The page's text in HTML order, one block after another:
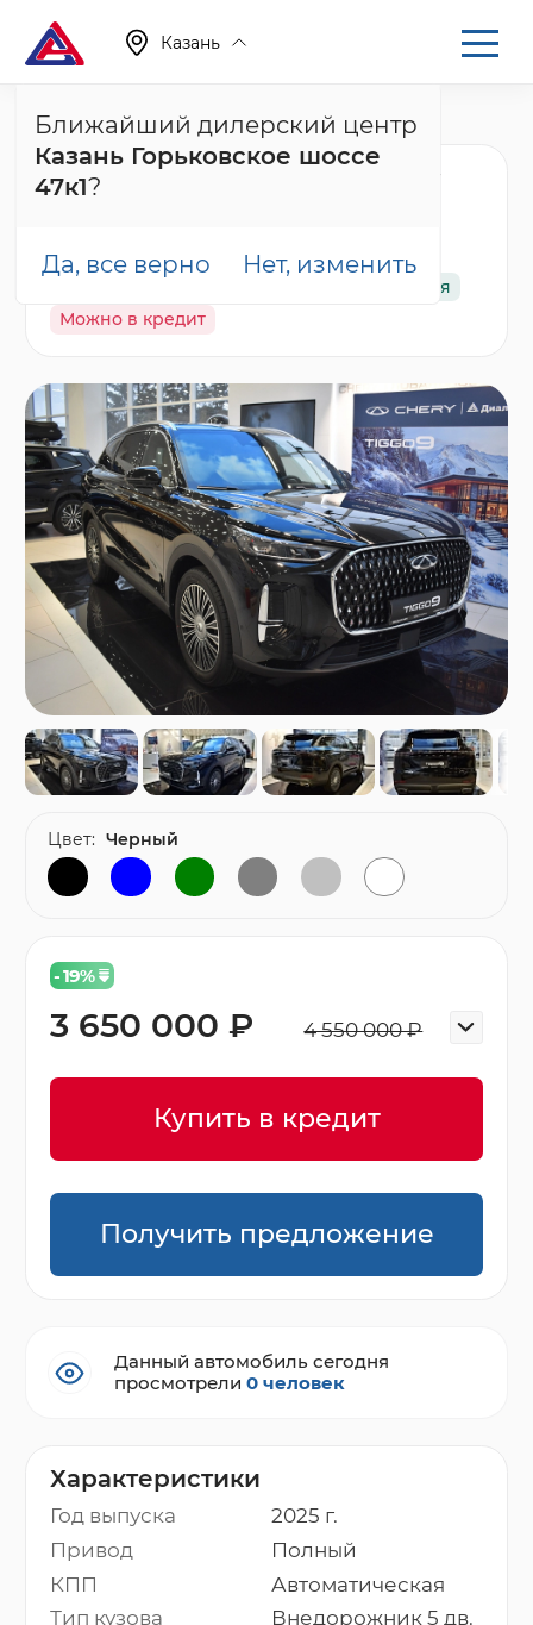
Казань
Ближайший дилерский центр
Казань Горьковское шоссе
47к1?
Да, все верно Нет, изменить
Главная Каталог Новые автомобили Tiggo 9, I
Chery Tiggo 9 Ультра /
Гарантия
Можно в кредит
Характеристики
Год выпуска
2025 г.
Привод
Полный
КПП
Автоматическая
Тип кузова
Внедорожник 5 дв.
- 19%
4 550 000 ₽
3 650 000 ₽
Купить в кредит
Получить предложение
Цвет: Черный
Данный автомобиль сегодня
просмотрели0 человек